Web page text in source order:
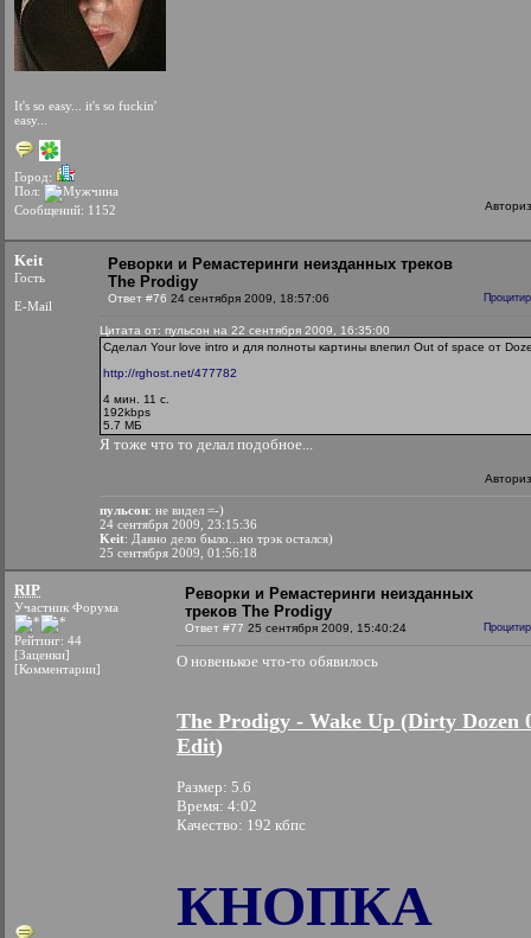
It's so easy... it's so fuckin'
easy...
Город:
Пол:
Сообщений: 1152
Keit
Гость
E-Mail
Реворки и Ремастеринги неизданных треков
The Prodigy
Ответ #76 24 сентября 2009, 18:57:06
Цитата от: пульсон на 22 сентября 2009, 16:35:00
Сделал Your love intro и для полноты картины влепил Out of space от
http://rghost.net/477782
4 мин. 11 с.
192kbps
5.7 МБ
Я тоже что то делал подобное...
пульсон: не видел =-)
24 сентября 2009, 23:15:36
Keit: Давно дело было...но трэк остался)
25 сентября 2009, 01:56:18
RIP
Участник Форума
Рейтинг: 44
[Заценки]
[Комментарии]
Реворки и Ремастеринги неизданных
треков The Prodigy
Ответ #77 25 сентября 2009, 15:40:24
О новенькое что-то обявилось
The Prodigy - Wake Up (Dirty Dozen
Edit)
Размер: 5.6
Время: 4:02
Качество: 192 кбпс
КНОПКА